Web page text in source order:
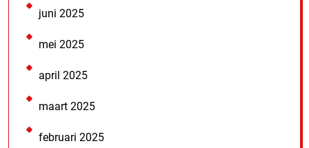
juni 2025
mei 2025
april 2025
maart 2025
februari 2025